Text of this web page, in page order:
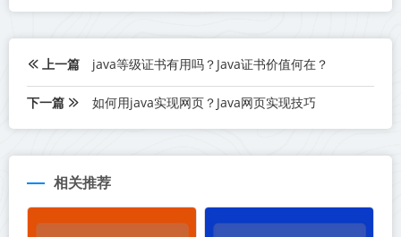
上一篇 java等级证书有用吗？Java证书价值何在？
下一篇 如何用java实现网页？Java网页实现技巧
相关推荐